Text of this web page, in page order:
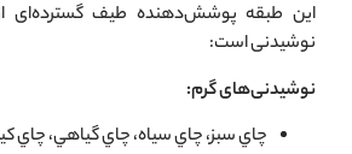
این طبقه پوشش‌دهنده طیف گسترده‌ای
نوشیدنی است:
نوشیدنی‌های گرم:
چاي سبز، چاي سياه، چاي گياهي، چاي